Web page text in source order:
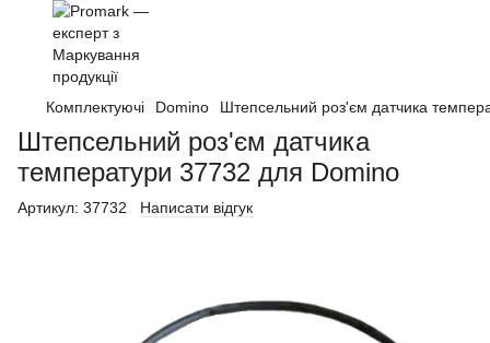
Комплектуючі Domino Штепсельний роз'єм датчика
Штепсельний роз'єм датчика
температури 37732 для Domino
Артикул: 37732 Написати відгук